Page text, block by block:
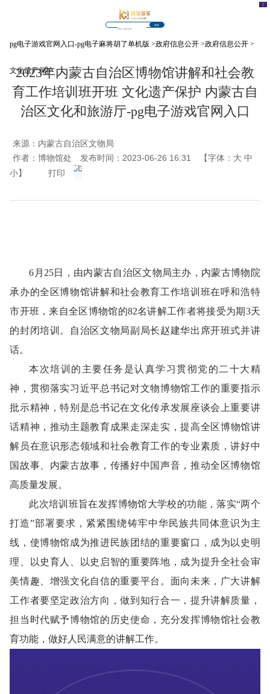
搜索
pg电子游戏官网入口-pg电子麻将胡了单机版 >政府信息公开 >政府信息公开 >
文化遗产保护
2023年内蒙古自治区博物馆讲解和社会教
育工作培训班开班 文化遗产保护 内蒙古自
治区文化和旅游厅-pg电子游戏官网入口
来源： 内蒙古自治区文物局
作者：博物馆处 发布时间：2023-06-26 16:31 【字体： 大 中
小】 打印
6 月 25日，由内蒙古自治区文物局主办，内蒙古博物院
承办的全区博物馆讲解和社会教育工作培训班在呼和浩特
市开班，来自全区博物馆的82名讲解工作者将接受为期3天
的封闭培训。自治区文物局副局长赵建华出席开班式并讲
话。
本次培训的主要任务是认真学习贯彻党的二十大精
神，贯彻落实习近平总书记对文物博物馆工作的重要指示
批示精神，特别是总书记在文化传承发展座谈会上重要讲
话精神， 推动主题教育成果走深走实，提高全区博物馆讲
解员在意识形态领域和社会教育工作的专业素质，讲好中
国故事、内蒙古故事，传播好中国声音，推动全区博物馆
高质量发展。
此次培训班旨在发挥博物馆大学校的功能，落实“两个
打造”部署要求，紧紧围绕铸牢中华民族共同体意识为主
线，使博物馆成为推进民族团结的重要窗口，成为以史明
理、以史育人、以史启智的重要阵地，成为提升全社会审
美情趣、增强文化自信的重要平台。面向未来，广大讲解
工作者要坚定政治方向，做到知行合一，提升讲解质量，
担当时代赋予博物馆的历史使命，充分发挥博物馆社会教
育功能，做好人民满意的讲解工作。